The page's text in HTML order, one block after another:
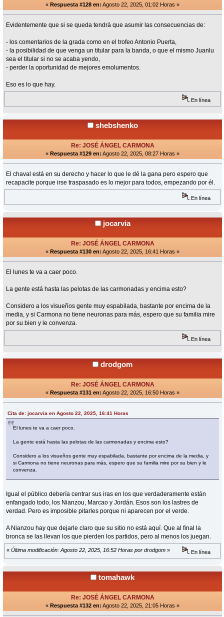
« Respuesta #128 en: Agosto 22, 2025, 01:02 Horas »
Evidentemente que si se queda tendrá que asumir las consecuencias de:
- los comentarios de la grada como en el trofeo Antonio Puerta,
- la posibilidad de que venga un titular para la banda, o que el mismo Juanlu
sea el titular si no se acaba yendo,
- perder la oportunidad de mejores emolumentos.
Eso es lo que hay.
En línea
shebshenko
Re: JOSÉ ÁNGEL CARMONA
« Respuesta #129 en: Agosto 22, 2025, 08:27 Horas »
El chaval está en su derecho y hacer lo que le dé la gana pero espero que
recapacite porque irse traspasado es lo mejor para todos, empezando por él.
En línea
jocarvia
Re: JOSÉ ÁNGEL CARMONA
« Respuesta #130 en: Agosto 22, 2025, 16:41 Horas »
El lunes te va a caer poco.
La gente está hasta las pelotas de las carmonadas y encima esto?
Considero a los visueños gente muy espabilada, bastante por encima de la
media, y si Carmona no tiene neuronas para más, espero que su familia mire
por su bien y le convenza.
En línea
drodgom
Re: JOSÉ ÁNGEL CARMONA
« Respuesta #131 en: Agosto 22, 2025, 16:50 Horas »
Cita de: jocarvia en Agosto 22, 2025, 16:41 Horas
El lunes te va a caer poco.
La gente está hasta las pelotas de las carmonadas y encima esto?
Considero a los visueños gente muy espabilada, bastante por encima de la media, y
si Carmona no tiene neuronas para más, espero que su familia mire por su bien y le
convenza.
Igual el público debería centrar sus iras en los que verdaderamente están
enfangado todo, los Nianzou, Marcao y Jordán. Esos son los lastres de
verdad. Pero es imposible pitarles porque ni aparecen por el verde.
A Nianzou hay que dejarle claro que su sitio no está aquí. Que al final la
bronca se las llevan los que pierden los partidos, pero al menos los juegan.
« Última modificación: Agosto 22, 2025, 16:52 Horas por drodgom » En línea
tomahawk
Re: JOSÉ ÁNGEL CARMONA
« Respuesta #132 en: Agosto 22, 2025, 21:05 Horas »